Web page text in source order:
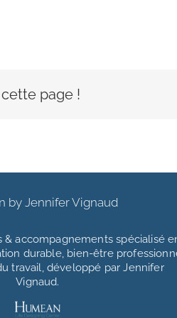
page !
by Jennifer Vignaud
& accompagnementsspécialisé
durable, bien-être
travail, développé par Jennifer
Vignaud.